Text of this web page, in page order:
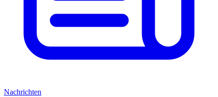
Nachrichten